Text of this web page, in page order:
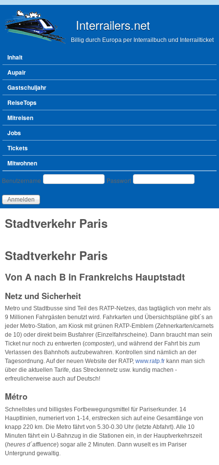
Interrailers.net
Billig durch Europa per Interrailbuch und Interrailticket
Hauptmenü
Inhalt
Aupair
Gastschuljahr
ReiseTops
Mitreisen
Jobs
Tickets
Mitwohnen
Benutzeranmeldung
Benutzername Passwort
Stadtverkehr Paris
Stadtverkehr Paris
Von A nach B in Frankreichs Hauptstadt
Netz und Sicherheit
Metro und Stadtbusse sind Teil des RATP-Netzes, das tagtäglich von mehr als
9 Millionen Fahrgästen benutzt wird. Fahrkarten und Übersichtspläne gibt´s an
jeder Metro-Station, am Kiosk mit grünen RATP-Emblem (Zehnerkarten/carnets
de 10) oder direkt beim Busfahrer (Einzelfahrscheine). Dann braucht man sein
Ticket nur noch zu entwerten (composter), und während der Fahrt bis zum
Verlassen des Bahnhofs aufzubewahren. Kontrollen sind nämlich an der
Tagesordnung. Auf der neuen Website der RATP, www.ratp.fr kann man sich
über die aktuellen Tarife, das Streckennetz usw. kundig machen -
erfreulicherweise auch auf Deutsch!
Métro
Schnellstes und billigstes Fortbewegungsmittel für Pariserkunder. 14
Hauptlinien, numeriert von 1-14, erstrecken sich auf eine Gesamtlänge von
knapp 220 km. Die Metro fährt von 5.30-0.30 Uhr (letzte Abfahrt). Alle 10
Minuten fährt ein U-Bahnzug in die Stationen ein, in der Hauptverkehrszeit
(heures d´affluence) sogar alle 2 Minuten. Dann wuselt es im Pariser
Untergrund gewaltig.